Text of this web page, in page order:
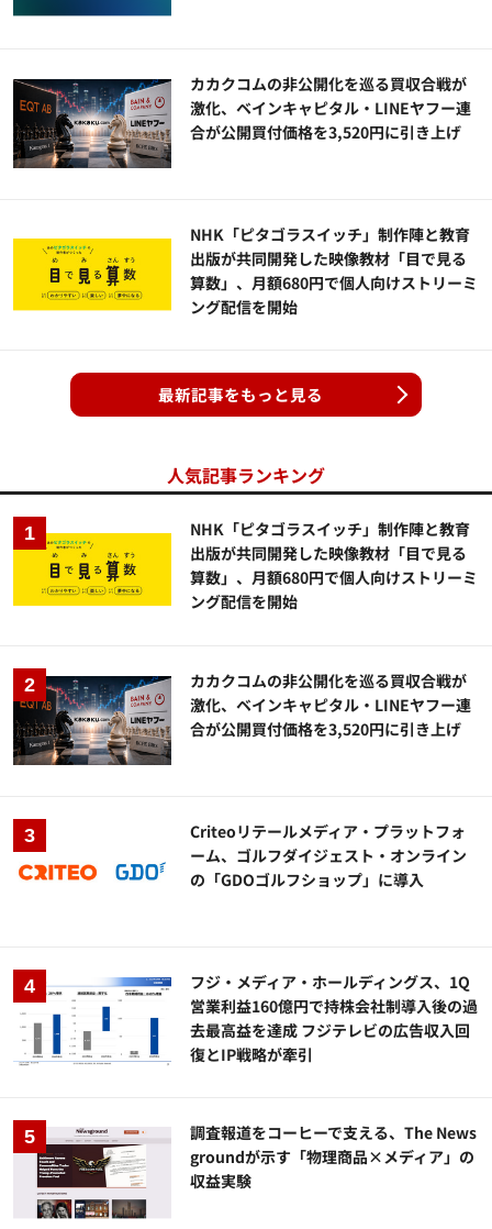
カカクコムの非公開化を巡る買収合戦が
激化、ベインキャピタル・LINEヤフー連
合が公開買付価格を3,520円に引き上げ
NHK「ピタゴラスイッチ」制作陣と教育
出版が共同開発した映像教材「目で見る
算数」、月額680円で個人向けストリーミ
ング配信を開始
最新記事をもっと見る
人気記事ランキング
NHK「ピタゴラスイッチ」制作陣と教育
出版が共同開発した映像教材「目で見る
算数」、月額680円で個人向けストリーミ
ング配信を開始
カカクコムの非公開化を巡る買収合戦が
激化、ベインキャピタル・LINEヤフー連
合が公開買付価格を3,520円に引き上げ
Criteoリテールメディア・プラットフォ
ーム、ゴルフダイジェスト・オンライン
の「GDOゴルフショップ」に導入
フジ・メディア・ホールディングス、1Q
営業利益160億円で持株会社制導入後の過
去最高益を達成 フジテレビの広告収入回
復とIP戦略が牽引
調査報道をコーヒーで支える、The News
groundが示す「物理商品×メディア」の
収益実験